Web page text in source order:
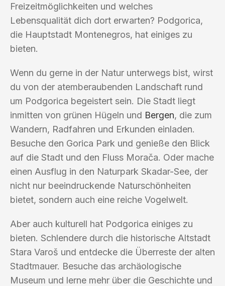
Freizeitmöglichkeiten und welches
Lebensqualität dich dort erwarten? Podgorica,
die Hauptstadt Montenegros, hat einiges zu
bieten.
Wenn du gerne in der Natur unterwegs bist, wirst
du von der atemberaubenden Landschaft rund
um Podgorica begeistert sein. Die Stadt liegt
inmitten von grünen Hügeln und Bergen, die zum
Wandern, Radfahren und Erkunden einladen.
Besuche den Gorica Park und genieße den Blick
auf die Stadt und den Fluss Morača. Oder mache
einen Ausflug in den Naturpark Skadar-See, der
nicht nur beeindruckende Naturschönheiten
bietet, sondern auch eine reiche Vogelwelt.
Aber auch kulturell hat Podgorica einiges zu
bieten. Schlendere durch die historische Altstadt
Stara Varoš und entdecke die Überreste der alten
Stadtmauer. Besuche das archäologische
Museum und lerne mehr über die Geschichte und